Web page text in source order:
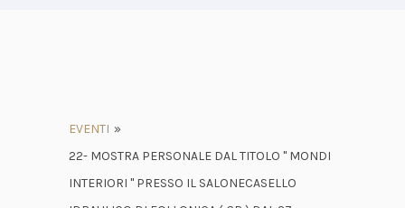
EVENTI »
22- MOSTRA PERSONALE DAL TITOLO " MONDI
INTERIORI " PRESSO IL SALONECASELLO